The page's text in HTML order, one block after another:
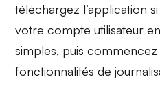
téléchargez l’application
votrecompte utilisateur
simples, puis
fonctionnalités de